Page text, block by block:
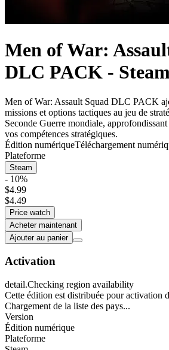
Men of War:
DLC PACK -
Men of War: Assault Squad DLC PACK
missions et options tactiques au jeu de
Seconde Guerre mondiale,
vos compétences stratégiques.
Édition numériqueTéléchargement
Plateforme
Steam
- 10%
$4.99
$4.49
Price watch
Acheter maintenant
Ajouter au panier
Activation
detail.Checking region availability
Cette édition est distribuée pour activation
Chargement de la liste des pays...
Version
Édition numérique
Plateforme